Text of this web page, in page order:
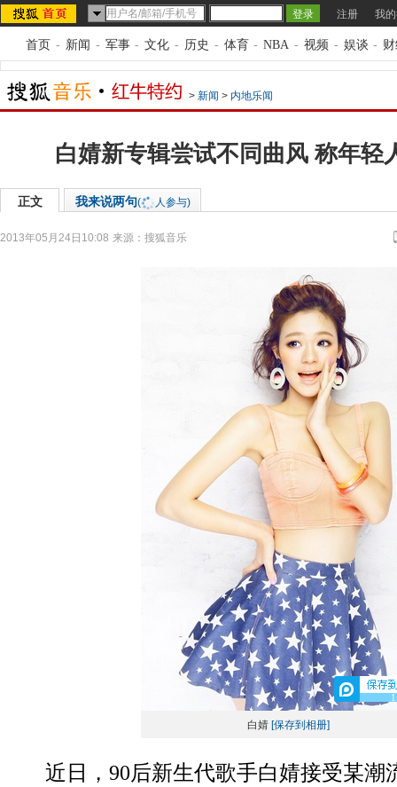
注册 我
首页 - 新闻 - 军事 - 文化 - 历史 - 体育 - NBA - 视频 - 娱谈 -
> 新闻 > 内地乐闻
白婧新专辑尝试不同曲风 称年轻
正文 我来说两句( 人参与)
2013年05月24日10:08 来源： 搜狐音乐
1
白婧 [保存到相册]
近日，90后新生代歌手白婧接受某潮